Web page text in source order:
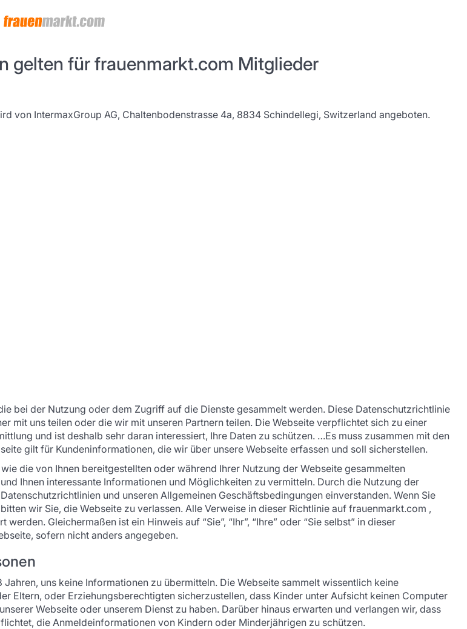
gelten für frauenmarkt.com Mitglieder
von IntermaxGroup AG, Chaltenbodenstrasse 4a, 8834 Schindellegi, Switzerland angeboten.
bei der Nutzung oder dem Zugriff auf die Dienste gesammelt werden. Diese Datenschutzrichtlinie
mit uns teilen oder die wir mit unseren Partnern teilen. Die Webseite verpflichtet sich zu einer
und ist deshalb sehr daran interessiert, Ihre Daten zu schützen. …Es muss zusammen mit den
gilt für Kundeninformationen, die wir über unsere Webseite erfassen und soll sicherstellen.
die von Ihnen bereitgestellten oder während Ihrer Nutzung der Webseite gesammelten
Ihnen interessante Informationen und Möglichkeiten zu vermitteln. Durch die Nutzung der
und unseren Allgemeinen Geschäftsbedingungen einverstanden. Wenn Sie
wir Sie, die Webseite zu verlassen. Alle Verweise in dieser Richtlinie auf frauenmarkt.com ,
Gleichermaßen ist ein Hinweis auf “Sie”, “Ihr”, “Ihre” oder “Sie selbst” in dieser
sofern nicht anders angegeben.
uns keine Informationen zu übermitteln. Die Webseite sammelt wissentlich keine
Eltern, oder Erziehungsberechtigten sicherzustellen, dass Kinder unter Aufsicht keinen Computer
Webseite oder unserem Dienst zu haben. Darüber hinaus erwarten und verlangen wir, dass
die Anmeldeinformationen von Kindern oder Minderjährigen zu schützen.